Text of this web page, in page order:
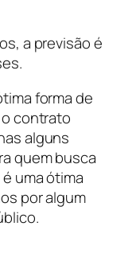
a previsão é
forma de
contrato
alguns
quem busca
uma ótima
por algum